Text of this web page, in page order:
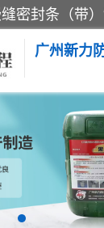
广州新力
建筑
自粘